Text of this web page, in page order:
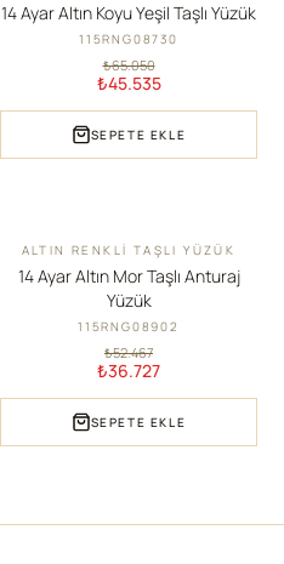
14 Ayar Altın Koyu Yeşil Taşlı Yüzük
115RNG08730
₺65.050
₺45.535
SEPETE EKLE
İNDIRIM
ALTIN RENKLI TAŞLI YÜZÜK
14 Ayar Altın Mor Taşlı Anturaj
Yüzük
115RNG08902
₺52.467
₺36.727
SEPETE EKLE